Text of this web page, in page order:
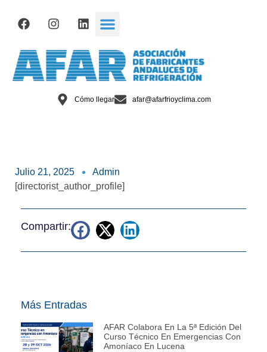
Cómo llegar afar@afarfrioyclima.com
Julio 21, 2025
Admin
[directorist_author_profile]
Compartir:
Más Entradas
AFAR Colabora En La 5ª Edición Del
Curso Técnico En Emergencias Con
Amoníaco En Lucena